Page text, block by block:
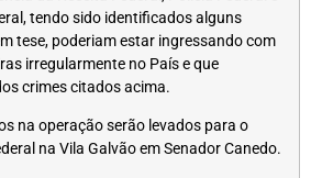
tendo sido identificados alguns
tese, poderiam estar ingressando com
irregularmente no País e que
crimes citados acima.
na operação serão levados para o
na Vila Galvão em Senador Canedo.